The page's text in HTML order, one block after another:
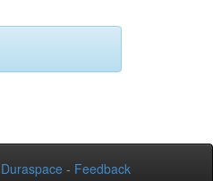
Duraspace - Feedback